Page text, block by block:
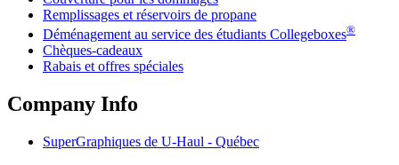
Remplissages et réservoirs de propane
Déménagement au service des étudiants Collegeboxes®
Chèques-cadeaux
Rabais et offres spéciales
Company Info
SuperGraphiques de U-Haul - Québec